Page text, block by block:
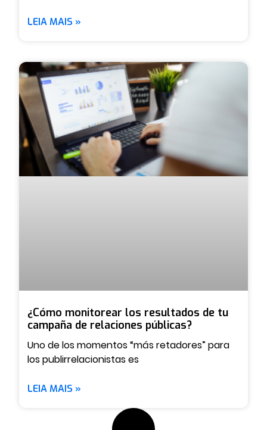
LEIA MAIS »
¿Cómo monitorear los resultados de tu
campaña de relaciones públicas?
Uno de los momentos “más retadores” para
los publirrelacionistas es
LEIA MAIS »